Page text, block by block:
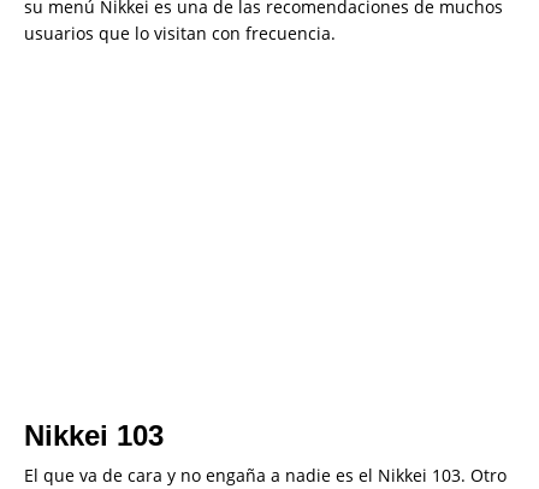
su menú Nikkei es una de las recomendaciones de muchos
usuarios que lo visitan con frecuencia.
Nikkei 103
El que va de cara y no engaña a nadie es el Nikkei 103. Otro